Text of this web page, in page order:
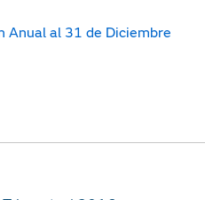
Anual al 31 de Diciembre